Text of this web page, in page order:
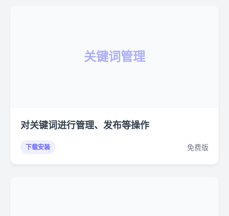
关键词管理
对关键词进行管理、发布等操作
下载安装 免费版